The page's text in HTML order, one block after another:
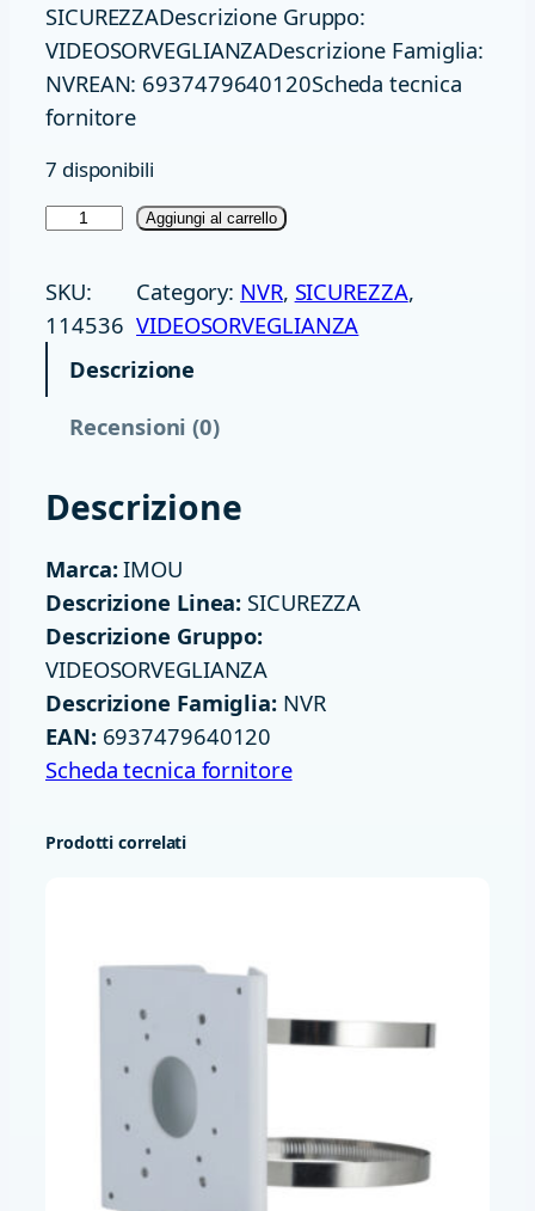
SICUREZZADescrizione Gruppo:
VIDEOSORVEGLIANZADescrizione Famiglia:
NVREAN: 6937479640120Scheda tecnica
fornitore
7 disponibili
R
1
I
F
I
6
D
U
A
L
B
M
C
Aggiungi al carrello
SKU:
114536
Category: NVR, SICUREZZA
VIDEOSORVEGLIANZA
Descrizione
Recensioni (0)
Descrizione
Marca:IMOU
Descrizione Linea: SICUREZZA
Descrizione Gruppo:
VIDEOSORVEGLIANZA
Descrizione Famiglia:NVR
EAN:6937479640120
Scheda tecnica fornitore
Prodotti correlati